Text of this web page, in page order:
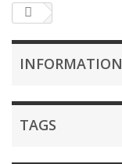
INFORMATION
TAGS